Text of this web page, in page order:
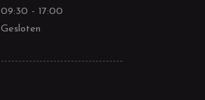
09:30 - 17:00
Gesloten